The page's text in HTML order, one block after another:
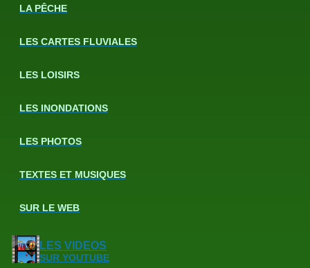
LA PÊCHE
LES CARTES FLUVIALES
LES LOISIRS
LES INONDATIONS
LES PHOTOS
TEXTES ET MUSIQUES
SUR LE WEB
LES VIDEOS
SUR YOUTUBE